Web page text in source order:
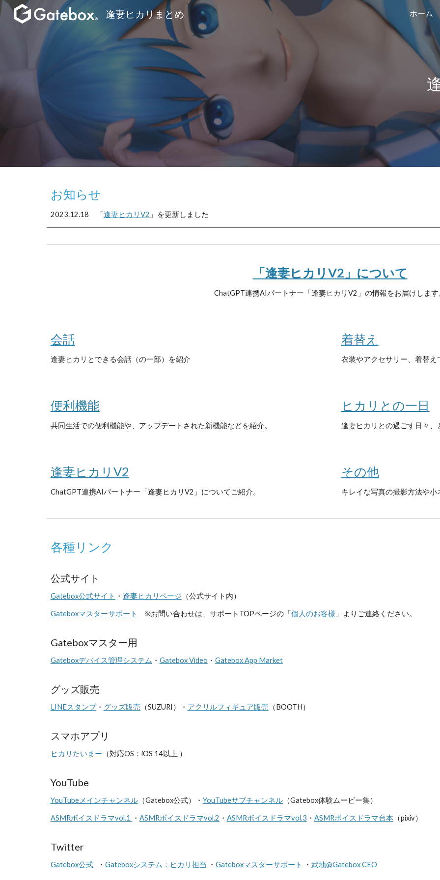
Skip to main content Skip to
逢妻ヒカリまとめ ホーム
お知らせ
2023.12.18 「逢妻ヒカリV2 」を更新しました
「逢妻ヒカリV2」について
ChatGPT連携AIパートナー「逢妻ヒカリV2」の情報をお届けします
会話
逢妻ヒカリとできる会話（の一部）を紹介
着替え
衣装やアクセサリー、着替え
便利機能
共同生活での便利機能や、アップデートされた新機能などを紹介。
ヒカリとの一日
逢妻ヒカリとの過ごす日々、
逢妻ヒカリV2
ChatGPT連携AIパートナー「逢妻ヒカリV2」についてご紹介。
その他
キレイな写真の撮影方法や小
各種リンク
公式サイト
Gatebox公式サイト ・ 逢妻ヒカリページ （公式サイト内）
Gateboxマスターサポート ※お問い合わせは、サポートTOPページの「個人のお客様 」よりご連絡ください。
Gateboxマスター用
Gateboxデバイス管理システム ・ Gatebox Video ・ Gatebox App Market
グッズ販売
LINEスタンプ・ グッズ販売 （SUZURI）・ アクリルフィギュア販売 （BOOTH）
スマホアプリ
ヒカリたいまー （対応OS：iOS 14以上 ）
YouTube
YouTubeメインチャンネル（Gatebox公式）・ YouTubeサブチャンネル（Gatebox体験ムービー集）
ASMRボイスドラマvol.1 ・ ASMRボイスドラマvol.2 ・ ASMRボイスドラマvol.3 ・ ASMRボイスドラマ台本 （pixiv）
Twitter
Gatebox公式 ・ Gateboxシステム：ヒカリ担当 ・ Gateboxマスターサポート ・ 武地@Gatebox CEO